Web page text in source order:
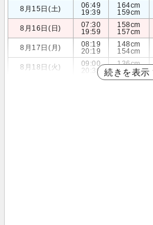
8月15日(土)
06:49
19:39
164cm
159cm
8月16日(日)
07:30
19:59
158cm
157cm
8月17日(月)
08:19
20:19
148cm
154cm
8月18日(火)
09:00
20:39
136cm
150cm
続きを表示